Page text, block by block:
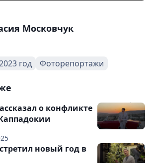
Московчук
год Фоторепортажи
о конфликте
новый год в